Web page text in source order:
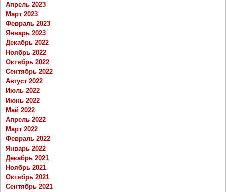
Апрель 2023
Март 2023
Февраль 2023
Январь 2023
Декабрь 2022
Ноябрь 2022
Октябрь 2022
Сентябрь 2022
Август 2022
Июль 2022
Июнь 2022
Май 2022
Апрель 2022
Март 2022
Февраль 2022
Январь 2022
Декабрь 2021
Ноябрь 2021
Октябрь 2021
Сентябрь 2021